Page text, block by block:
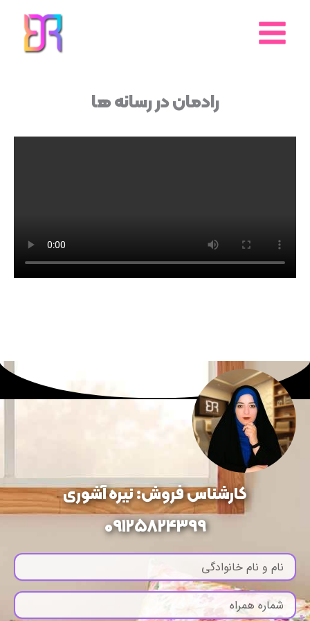
رادمان در رسانه ها
کارشناس فروش: نیره آشوری
09125824399